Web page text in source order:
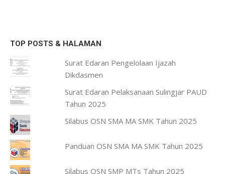
TOP POSTS & HALAMAN
Surat Edaran Pengelolaan Ijazah
Dikdasmen
Surat Edaran Pelaksanaan Sulingjar PAUD
Tahun 2025
Silabus OSN SMA MA SMK Tahun 2025
Panduan OSN SMA MA SMK Tahun 2025
Silabus OSN SMP MTs Tahun 2025